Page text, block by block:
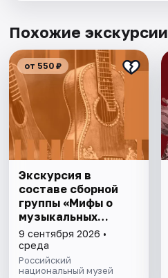
Похожие экскурсии
от 550 ₽
Экскурсия в
составе сборной
группы «Мифы о
музыкальных
инструментах»
9 сентября 2026 •
среда
Российский
национальный музей